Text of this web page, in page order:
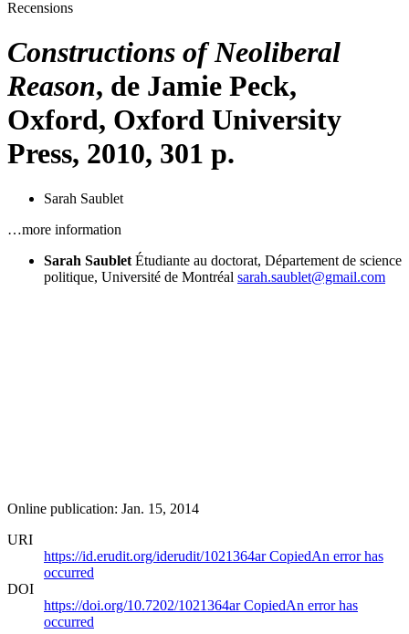
Recensions
Constructions of Neoliberal
Reason, de Jamie Peck,
Oxford, Oxford University
Press, 2010, 301 p.
Sarah Saublet
…more information
Sarah Saublet Étudiante au doctorat, Département de science
politique, Université de Montréal sarah.saublet@gmail.com
Online publication: Jan. 15, 2014
URI
https://id.erudit.org/iderudit/1021364arCopiedAn error has
occurred
DOI
https://doi.org/10.7202/1021364arCopiedAn error has
occurred